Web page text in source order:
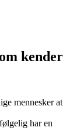
kender
mennesker at
har en